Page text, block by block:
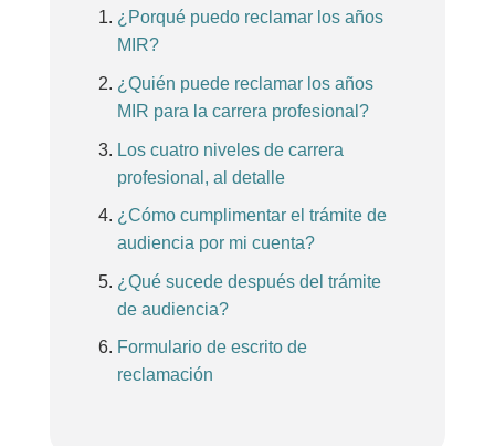
¿Porqué puedo reclamar los años
MIR?
¿Quién puede reclamar los años
MIR para la carrera profesional?
Los cuatro niveles de carrera
profesional, al detalle
¿Cómo cumplimentar el trámite de
audiencia por mi cuenta?
¿Qué sucede después del trámite
de audiencia?
Formulario de escrito de
reclamación